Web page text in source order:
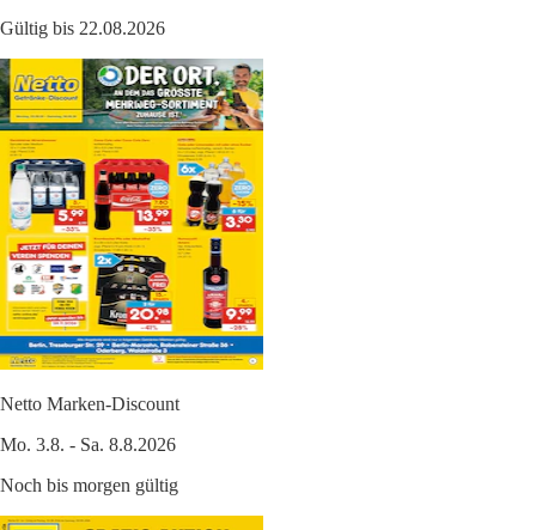
Gültig bis 22.08.2026
Netto Marken-Discount
Mo. 3.8. - Sa. 8.8.2026
Noch bis morgen gültig